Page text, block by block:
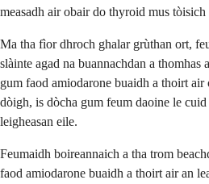
measadh air obair do thyroid mus tòisich
Ma tha fìor dhroch ghalar grùthan ort,
slàinte agad na buannachdan a thomhas
gum faod amiodarone buaidh a thoirt air
dòigh, is dòcha gum feum daoine le
leigheasan eile.
Feumaidh boireannaich a tha trom
faod amiodarone buaidh a thoirt air an